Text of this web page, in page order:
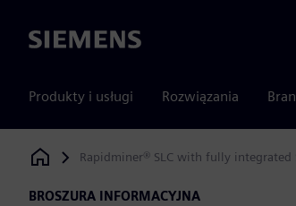
Siemens
Produkty i usługi Rozwiązania
Siemens Digital Industries Software
Rapidminer® SLC with fully integrated
BROSZURA INFORMACYJNA